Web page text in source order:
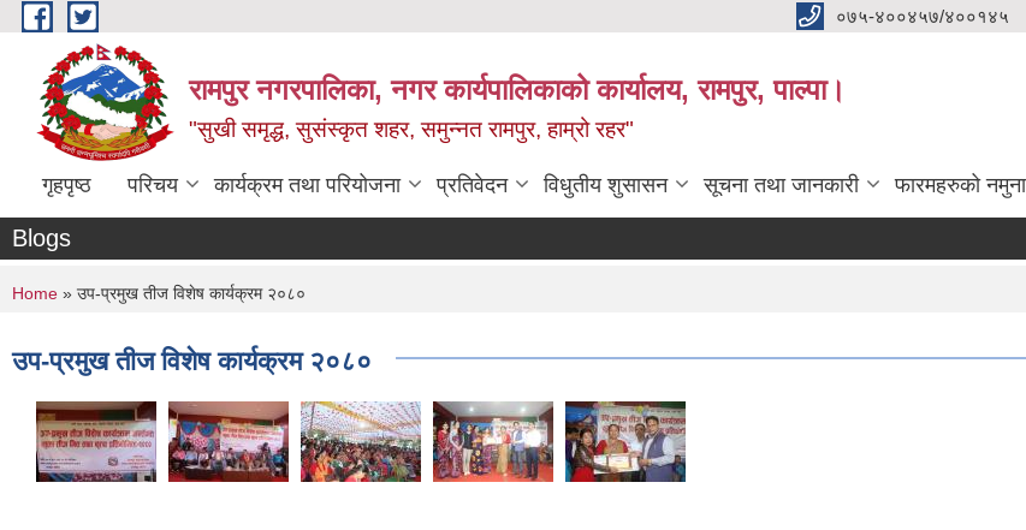
Skip to main content ०७५-४००४५७/४००१४५
रामपुर नगरपालिका, नगर कार्यपालिकाको कार्यालय, रामपुर, पाल्पा।
"सुखी समृद्ध, सुसंस्कृत शहर, समुन्नत रामपुर, हाम्रो रहर"
गृहपृष्ठ परिचय कार्यक्रम तथा परियोजना प्रतिवेदन विधुतीय शुसासन सूचना तथा जानकारी फारमहरुको नमुना
Blogs
You are here
Home » उप-प्रमुख तीज विशेष कार्यक्रम २०८०
उप-प्रमुख तीज विशेष कार्यक्रम २०८०